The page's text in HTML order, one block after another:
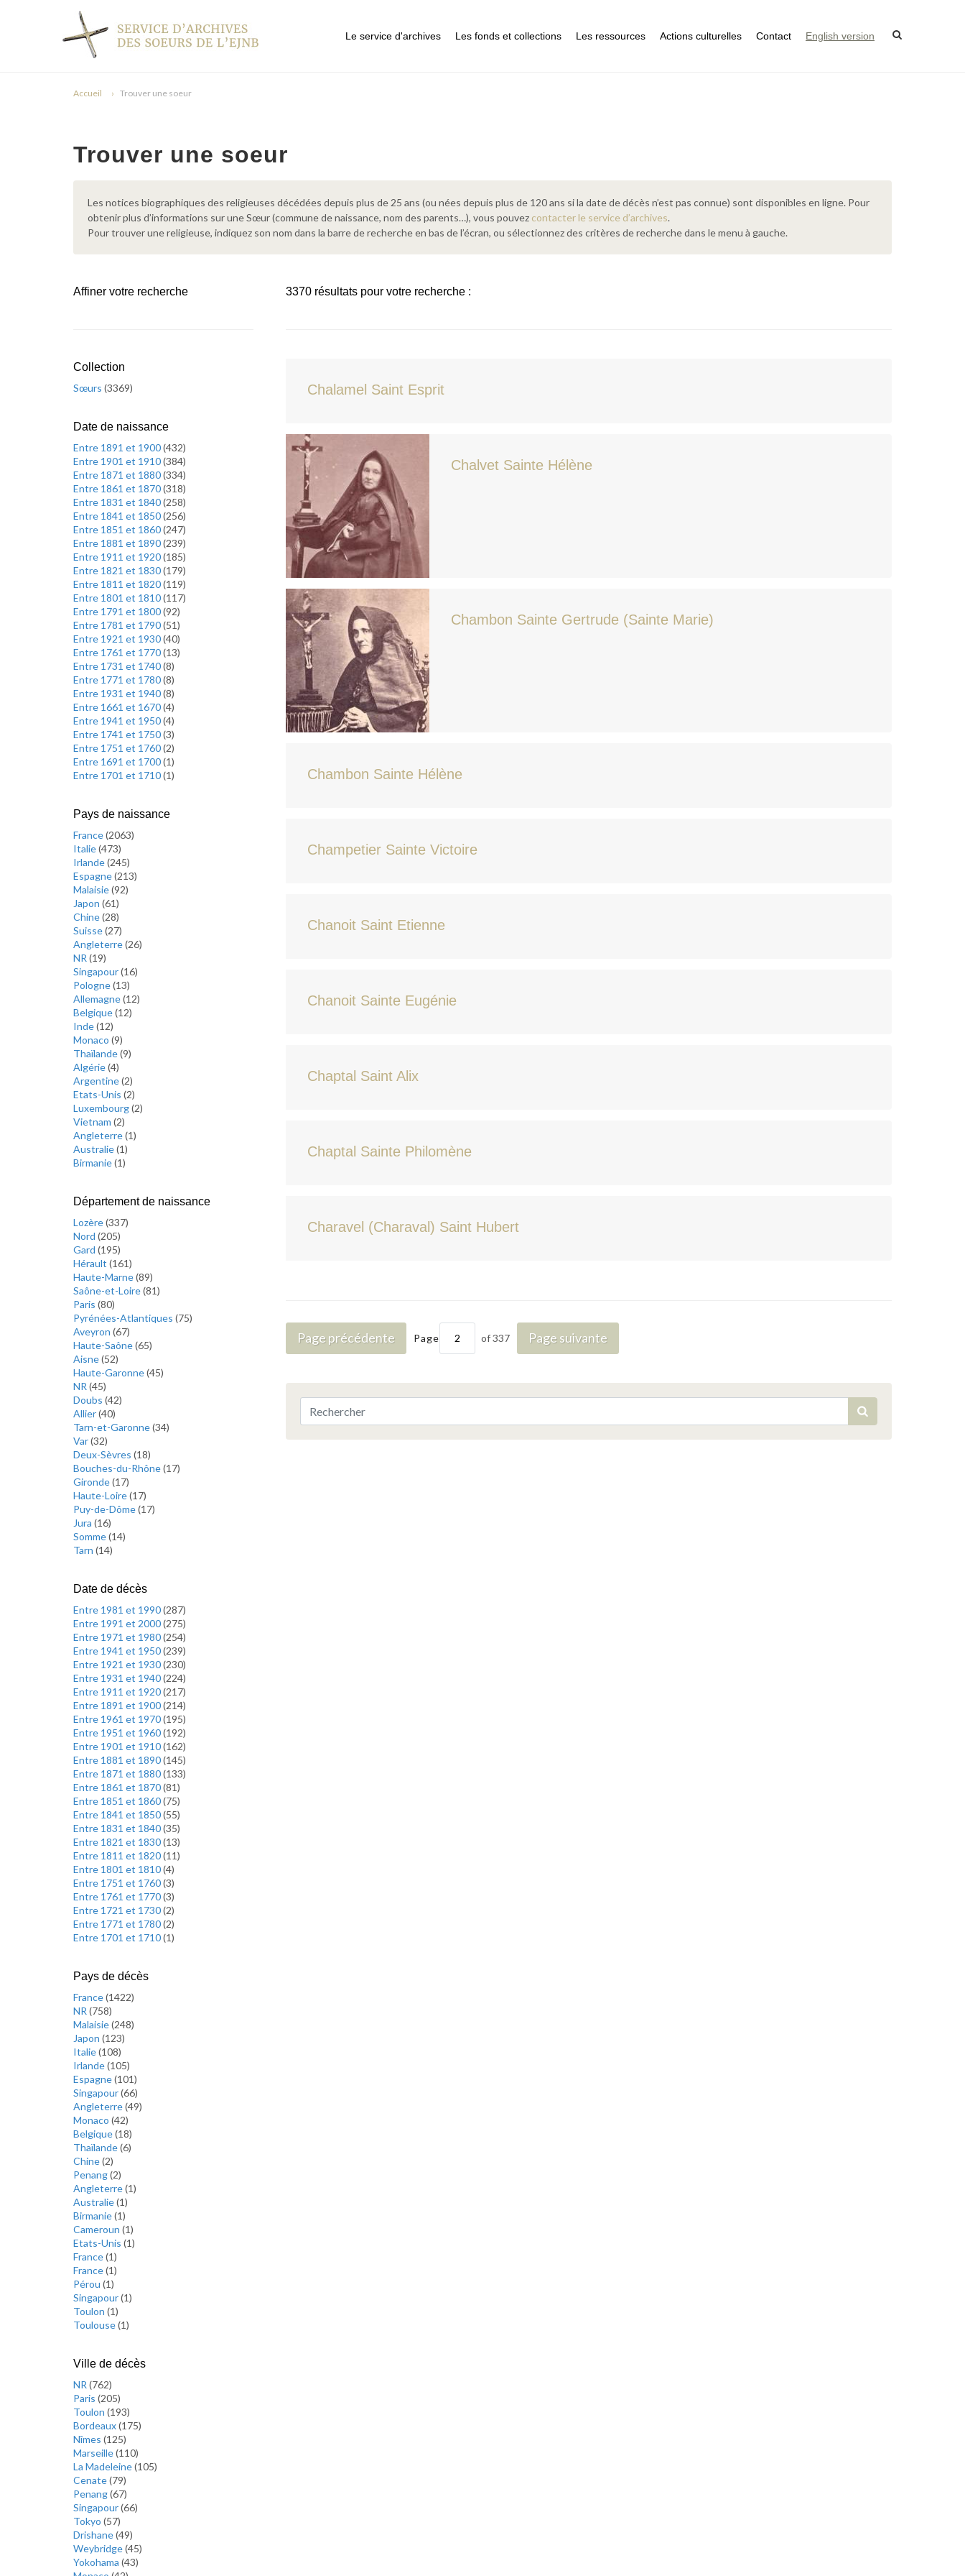
Le service d'archives Les fonds et collections Les ressources Actions culturelles Contact English version
Accueil Trouver une soeur
Trouver une soeur
Les notices biographiques des religieuses décédées depuis plus de 25 ans (ou nées depuis plus de 120 ans si la date de décès n’est pas connue) sont disponibles en ligne. Pour
obtenir plus d’informations sur une Sœur (commune de naissance, nom des parents…), vous pouvez contacter le service d’archives.
Pour trouver une religieuse, indiquez son nom dans la barre de recherche en bas de l’écran, ou sélectionnez des critères de recherche dans le menu à gauche.
3370 résultats pour votre recherche :
Chalamel Saint Esprit
Chalvet Sainte Hélène
Chambon Sainte Gertrude (Sainte Marie)
Chambon Sainte Hélène
Champetier Sainte Victoire
Chanoit Saint Etienne
Chanoit Sainte Eugénie
Chaptal Saint Alix
Chaptal Sainte Philomène
Charavel (Charaval) Saint Hubert
Page précédente Page of 337 Page suivante
Affiner votre recherche
Collection
Sœurs (3369)
Date de naissance
Entre 1891 et 1900(432)
Entre 1901 et 1910(384)
Entre 1871 et 1880(334)
Entre 1861 et 1870(318)
Entre 1831 et 1840(258)
Entre 1841 et 1850(256)
Entre 1851 et 1860(247)
Entre 1881 et 1890(239)
Entre 1911 et 1920(185)
Entre 1821 et 1830(179)
Entre 1811 et 1820(119)
Entre 1801 et 1810(117)
Entre 1791 et 1800(92)
Entre 1781 et 1790(51)
Entre 1921 et 1930(40)
Entre 1761 et 1770(13)
Entre 1731 et 1740(8)
Entre 1771 et 1780(8)
Entre 1931 et 1940(8)
Entre 1661 et 1670(4)
Entre 1941 et 1950(4)
Entre 1741 et 1750(3)
Entre 1751 et 1760(2)
Entre 1691 et 1700(1)
Entre 1701 et 1710(1)
Pays de naissance
France(2063)
Italie(473)
Irlande(245)
Espagne(213)
Malaisie(92)
Japon (61)
Chine(28)
Suisse(27)
Angleterre(26)
NR (19)
Singapour(16)
Pologne(13)
Allemagne(12)
Belgique(12)
Inde(12)
Monaco (9)
Thaïlande(9)
Algérie(4)
Argentine(2)
Etats-Unis (2)
Luxembourg(2)
Vietnam (2)
Angleterre(1)
Australie(1)
Birmanie(1)
Département de naissance
Lozère(337)
Nord (205)
Gard (195)
Hérault (161)
Haute-Marne(89)
Saône-et-Loire(81)
Paris (80)
Pyrénées-Atlantiques (75)
Aveyron (67)
Haute-Saône(65)
Aisne(52)
Haute-Garonne(45)
NR (45)
Doubs (42)
Allier(40)
Tarn-et-Garonne(34)
Var(32)
Deux-Sèvres (18)
Bouches-du-Rhône(17)
Gironde(17)
Haute-Loire(17)
Puy-de-Dôme(17)
Jura (16)
Somme(14)
Tarn (14)
Date de décès
Entre 1981 et 1990(287)
Entre 1991 et 2000(275)
Entre 1971 et 1980(254)
Entre 1941 et 1950(239)
Entre 1921 et 1930(230)
Entre 1931 et 1940(224)
Entre 1911 et 1920(217)
Entre 1891 et 1900(214)
Entre 1961 et 1970(195)
Entre 1951 et 1960(192)
Entre 1901 et 1910(162)
Entre 1881 et 1890(145)
Entre 1871 et 1880(133)
Entre 1861 et 1870(81)
Entre 1851 et 1860(75)
Entre 1841 et 1850(55)
Entre 1831 et 1840(35)
Entre 1821 et 1830(13)
Entre 1811 et 1820(11)
Entre 1801 et 1810(4)
Entre 1751 et 1760(3)
Entre 1761 et 1770(3)
Entre 1721 et 1730(2)
Entre 1771 et 1780(2)
Entre 1701 et 1710(1)
Pays de décès
France(1422)
NR (758)
Malaisie(248)
Japon (123)
Italie(108)
Irlande(105)
Espagne(101)
Singapour(66)
Angleterre(49)
Monaco (42)
Belgique(18)
Thaïlande(6)
Chine(2)
Penang(2)
Angleterre(1)
Australie(1)
Birmanie(1)
Cameroun (1)
Etats-Unis (1)
France(1)
France(1)
Pérou (1)
Singapour(1)
Toulon (1)
Toulouse(1)
Ville de décès
NR (762)
Paris (205)
Toulon (193)
Bordeaux(175)
Nîmes (125)
Marseille(110)
La Madeleine(105)
Cenate(79)
Penang(67)
Singapour(66)
Tokyo (57)
Drishane(49)
Weybridge(45)
Yokohama (43)